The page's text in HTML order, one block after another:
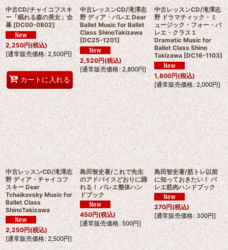
中古CD/チャイコフスキ
ー「眠れる森の美女」全
幕 [DC00-0802]
2,250円(税込)
[通常販売価格: 2,500円]
カートに入れる
中古レッスンCD/滝澤志
野 ディア・バレエ Dear
Ballet Music for Ballet
Class ShinoTakizawa
[DC25-1201]
2,520円(税込)
[通常販売価格: 2,800円]
中古レッスンCD/滝澤志
野 ドラマティック・ミ
ュージック・フォー・バ
レエ・クラス１
Dramatic Music for
Ballet Class Shino
Takizawa [DC16-1103]
1,800円(税込)
[通常販売価格: 2,000円]
中古レッスンCD/滝澤志
野 ディア・チャイコフ
スキー Dear
Tchaikovsky Music for
Ballet Class
ShinoTakizawa
2,250円(税込)
[通常販売価格: 2,500円]
島田智史著/これで先生
のアドバイスどおりに踊
れる！ バレエ整体ハン
ドブック
450円(税込)
[通常販売価格: 500円]
島田智史著/筋トレ以前
に知っておきたい！ バ
レエ筋肉ハンドブック
270円(税込)
[通常販売価格: 300円]